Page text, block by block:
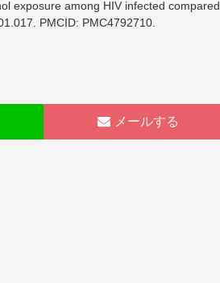
exposure among HIV infected compared
PMCID: PMC4792710.
メールする